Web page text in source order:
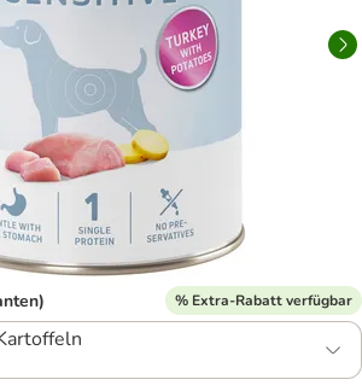
% Extra-Rabatt verfügbar